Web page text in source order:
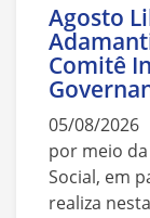
Agosto
Comitê
05/08/2026
por meio
Social, em
realiza